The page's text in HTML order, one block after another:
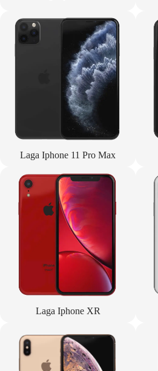
Laga Iphone 11 Pro Max
Laga Iphone XR